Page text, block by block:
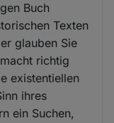
Buch
Texten
glauben Sie
richtig
existentiellen
ihres
ein Suchen,